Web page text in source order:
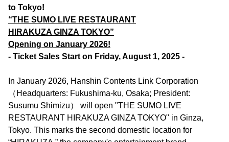
to Tokyo!
“THE SUMO LIVE RESTAURANT
HIRAKUZA GINZA TOKYO”
Opening on January 2026!
- Ticket Sales Start on Friday, August 1, 2025 -
In January 2026, Hanshin Contents Link Corporation
（Headquarters: Fukushima-ku, Osaka; President:
Susumu Shimizu） will open "THE SUMO LIVE
RESTAURANT HIRAKUZA GINZA TOKYO" in Ginza,
Tokyo. This marks the second domestic location for